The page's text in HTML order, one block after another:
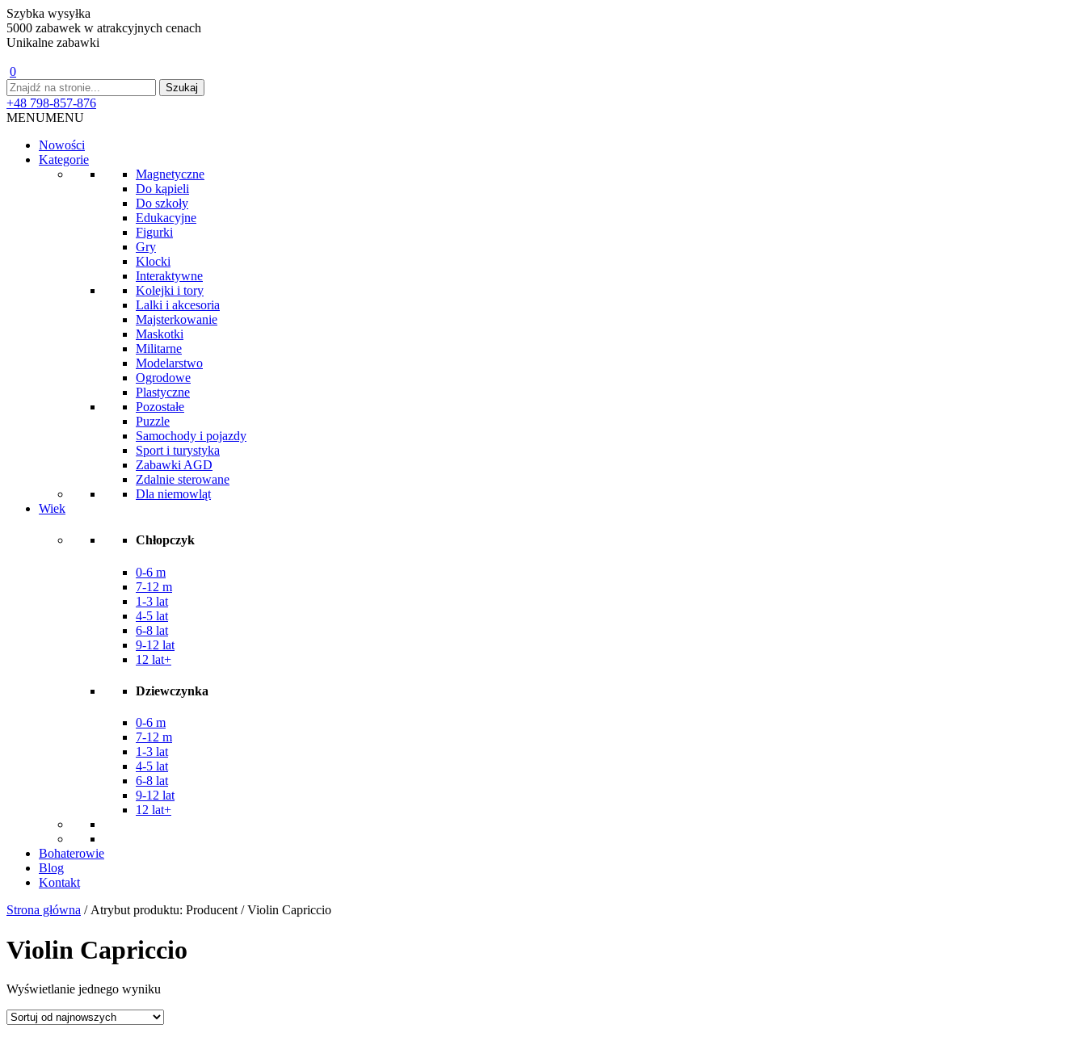
Szybka wysyłka
5000 zabawek w atrakcyjnych cenach
Unikalne zabawki
0
+48 798-857-876
MENUMENU
Nowości
Kategorie
Magnetyczne
Do kąpieli
Do szkoły
Edukacyjne
Figurki
Gry
Klocki
Interaktywne
Kolejki i tory
Lalki i akcesoria
Majsterkowanie
Maskotki
Militarne
Modelarstwo
Ogrodowe
Plastyczne
Pozostałe
Puzzle
Samochody i pojazdy
Sport i turystyka
Zabawki AGD
Zdalnie sterowane
Dla niemowląt
Wiek
Chłopczyk
0-6 m
7-12 m
1-3 lat
4-5 lat
6-8 lat
9-12 lat
12 lat+
Dziewczynka
0-6 m
7-12 m
1-3 lat
4-5 lat
6-8 lat
9-12 lat
12 lat+
Bohaterowie
Blog
Kontakt
Strona główna / Atrybut produktu: Producent / Violin Capriccio
Violin Capriccio
Wyświetlanie jednego wyniku